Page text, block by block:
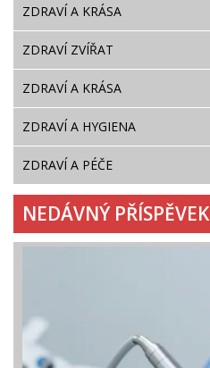
ZDRAVÍ A KRÁSA
ZDRAVÍ ZVÍŘAT
ZDRAVÍ A KRÁSA
ZDRAVÍ A HYGIENA
ZDRAVÍ A PÉČE
NEDÁVNÝ PŘÍSPĚVEK